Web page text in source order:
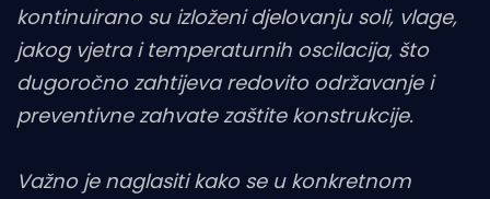
kontinuirano su izloženi djelovanju soli, vlage,
jakog vjetra i temperaturnih oscilacija, što
dugoročno zahtijeva redovito održavanje i
preventivne zahvate zaštite konstrukcije.
Važno je naglasiti kako se u konkretnom